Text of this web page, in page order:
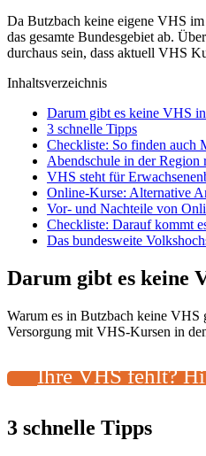
Da Butzbach keine eigene VHS
das gesamte Bundesgebiet ab.
durchaus sein, dass aktuell VHS
Inhaltsverzeichnis
Darum gibt es keine VHS
3 schnelle Tipps
Checkliste: So finden auch
Abendschule in der Region
VHS steht für
Online-Kurse: Alternative
Vor- und Nachteile von
Checkliste: Darauf kommt
Das bundesweite
Darum gibt es keine
Warum es in Butzbach keine VHS
Versorgung mit VHS-Kursen in
Ihre VHS fehlt?
3 schnelle Tipps